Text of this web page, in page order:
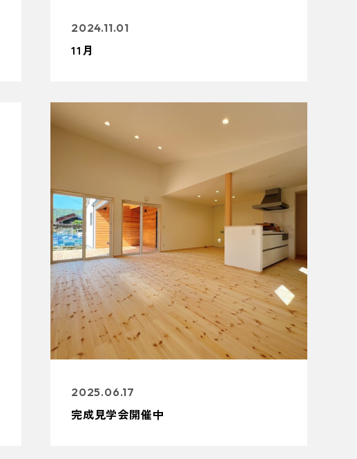
2024.11.01
11月
2025.06.17
完成見学会開催中